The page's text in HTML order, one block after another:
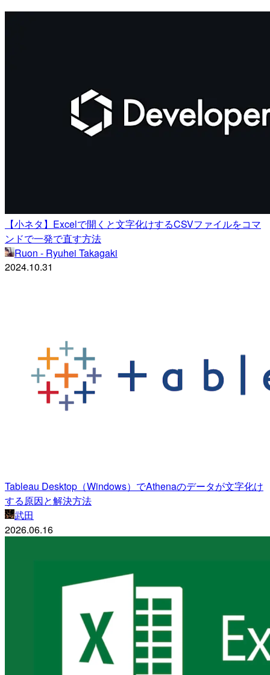
【小ネタ】Excelで開くと文字化けするCSVファイルをコマ
ンドで一発で直す方法
Ruon - Ryuhei Takagaki
2024.10.31
Tableau Desktop（Windows）でAthenaのデータが文字化け
する原因と解決方法
武田
2026.06.16